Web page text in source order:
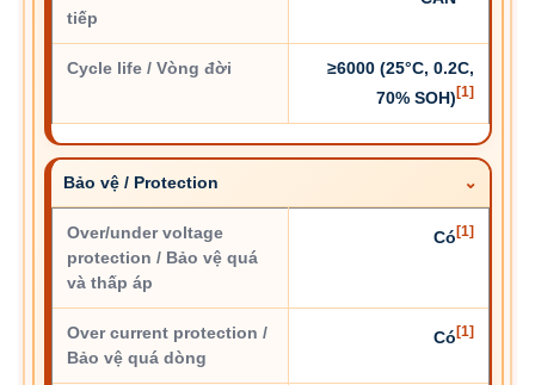
tiếp
Cycle life / Vòng đời
≥6000 (25°C, 0.2C,
70% SOH) [1]
Bảo vệ / Protection
Over/under voltage
protection / Bảo vệ quá
và thấp áp
Có [1]
Over current protection /
Bảo vệ quá dòng
Có [1]